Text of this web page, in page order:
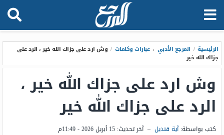
الرئيسية / المرجع الأدبي ، عبارات وكلمات / وش ارد على جزاك الله خير ، الرد على
جزاك الله خير
وش ارد على جزاك الله خير ،
الرد على جزاك الله خير
كتب بواسطة: – آخر تحديث: 15 أبريل 2026 - 11:49م